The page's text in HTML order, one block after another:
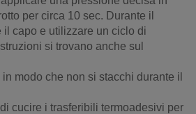
per circa 10 sec. Durante il
il capo e utilizzare un ciclo di
si trovano anche sul
modo che non si stacchi durante il
cucire i trasferibili termoadesivi per